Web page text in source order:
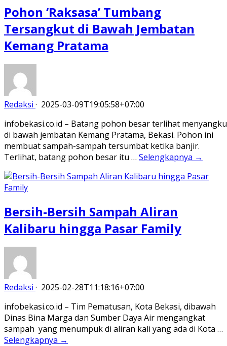
Pohon ‘Raksasa’ Tumbang
Tersangkut di Bawah Jembatan
Kemang Pratama
Redaksi · 2025-03-09T19:05:58+07:00
infobekasi.co.id – Batang pohon besar terlihat
di bawah jembatan Kemang Pratama, Bekasi. Pohon ini
membuat sampah-sampah tersumbat ketika banjir.
Terlihat, batang pohon besar itu … Selengkapnya →
Bersih-Bersih Sampah Aliran
Kalibaru hingga Pasar Family
Redaksi · 2025-02-28T11:18:16+07:00
infobekasi.co.id – Tim Pematusan, Kota Bekasi, dibawah
Dinas Bina Marga dan Sumber Daya Air mengangkat
sampah yang menumpuk di aliran kali yang ada di Kota …
Selengkapnya →